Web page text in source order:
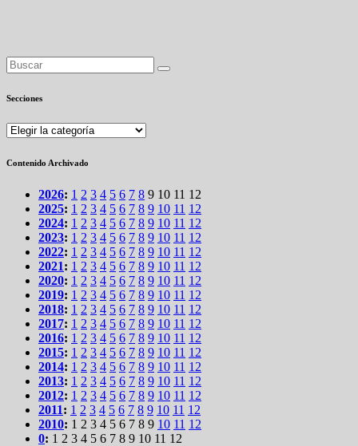
Secciones
Secciones
Contenido Archivado
2026: 1 2 3 4 5 6 7 8 9 10 11 12
2025: 1 2 3 4 5 6 7 8 9 10 11 12
2024: 1 2 3 4 5 6 7 8 9 10 11 12
2023: 1 2 3 4 5 6 7 8 9 10 11 12
2022: 1 2 3 4 5 6 7 8 9 10 11 12
2021: 1 2 3 4 5 6 7 8 9 10 11 12
2020: 1 2 3 4 5 6 7 8 9 10 11 12
2019: 1 2 3 4 5 6 7 8 9 10 11 12
2018: 1 2 3 4 5 6 7 8 9 10 11 12
2017: 1 2 3 4 5 6 7 8 9 10 11 12
2016: 1 2 3 4 5 6 7 8 9 10 11 12
2015: 1 2 3 4 5 6 7 8 9 10 11 12
2014: 1 2 3 4 5 6 7 8 9 10 11 12
2013: 1 2 3 4 5 6 7 8 9 10 11 12
2012: 1 2 3 4 5 6 7 8 9 10 11 12
2011: 1 2 3 4 5 6 7 8 9 10 11 12
2010: 1 2 3 4 5 6 7 8 9 10 11 12
0: 1 2 3 4 5 6 7 8 9 10 11 12